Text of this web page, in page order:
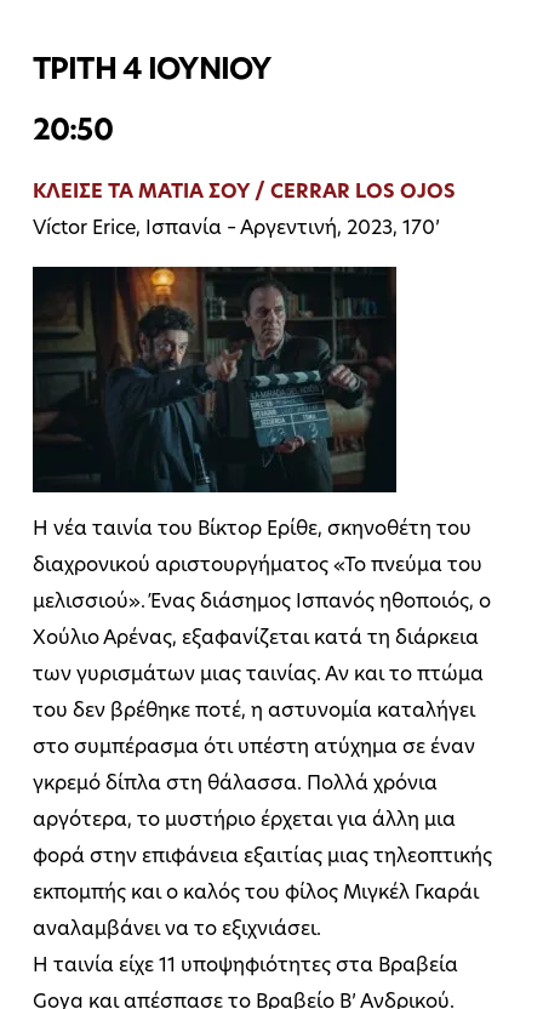
ΤΡΙΤΗ 4 ΙΟΥΝΙΟΥ
20:50
ΚΛΕΙΣΕ ΤΑ ΜΑΤΙΑ ΣΟΥ / CERRAR LOS OJOS
Víctor Erice, Ισπανία – Αργεντινή, 2023, 170’
Η νέα ταινία του Βίκτορ Ερίθε, σκηνοθέτη του
διαχρονικού αριστουργήματος «Το πνεύμα του
μελισσιού». Ένας διάσημος Ισπανός ηθοποιός, ο
Χούλιο Αρένας, εξαφανίζεται κατά τη διάρκεια
των γυρισμάτων μιας ταινίας. Αν και το πτώμα
του δεν βρέθηκε ποτέ, η αστυνομία καταλήγει
στο συμπέρασμα ότι υπέστη ατύχημα σε έναν
γκρεμό δίπλα στη θάλασσα. Πολλά χρόνια
αργότερα, το μυστήριο έρχεται για άλλη μια
φορά στην επιφάνεια εξαιτίας μιας τηλεοπτικής
εκπομπής και ο καλός του φίλος Μιγκέλ Γκαράι
αναλαμβάνει να το εξιχνιάσει.
Η ταινία είχε 11 υποψηφιότητες στα Βραβεία
Goya και απέσπασε το Βραβείο Β’ Ανδρικού.